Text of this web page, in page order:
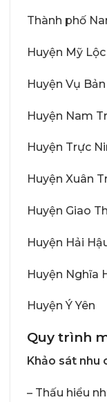
Thành phố
Huyện Mỹ Lộc
Huyện Vụ Bản
Huyện Nam
Huyện Trực
Huyện Xuân
Huyện Giao
Huyện Hải
Huyện Nghĩa
Huyện Ý Yên
Quy trình
Khảo sát nhu
– Thấu hiểu